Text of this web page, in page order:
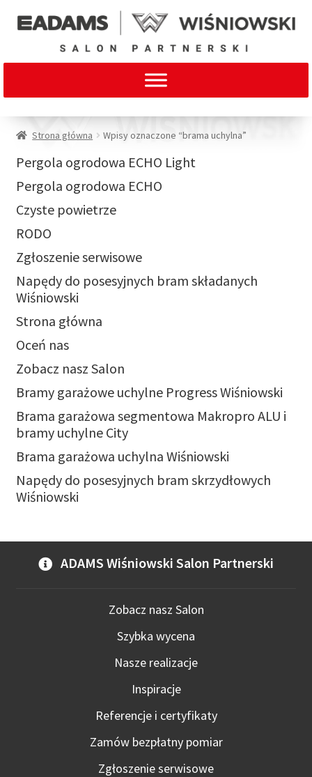
Strona główna Wpisy oznaczone “brama uchylna”
Pergola ogrodowa ECHO Light
Pergola ogrodowa ECHO
Czyste powietrze
RODO
Zgłoszenie serwisowe
Napędy do posesyjnych bram składanych
Wiśniowski
Strona główna
Oceń nas
Zobacz nasz Salon
Bramy garażowe uchylne Progress Wiśniowski
Brama garażowa segmentowa Makropro ALU i
bramy uchylne City
Brama garażowa uchylna Wiśniowski
Napędy do posesyjnych bram skrzydłowych
Wiśniowski
ADAMS Wiśniowski Salon Partnerski
Zobacz nasz Salon
Szybka wycena
Nasze realizacje
Inspiracje
Referencje i certyfikaty
Zamów bezpłatny pomiar
Zgłoszenie serwisowe